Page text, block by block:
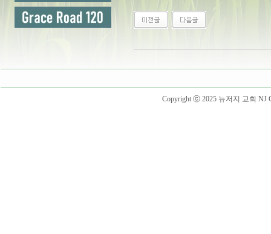
Copyright ⓒ 2025 뉴저지 교회 NJ